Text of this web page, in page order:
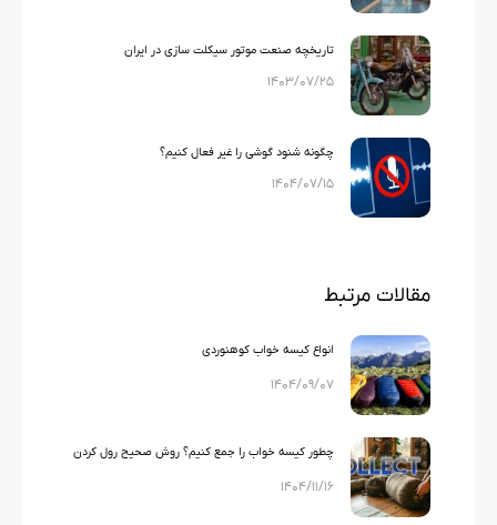
تاریخچه صنعت موتور سیکلت سازی در ایران
۱۴۰۳/۰۷/۲۵
چگونه شنود گوشی را غیر فعال کنیم؟
۱۴۰۴/۰۷/۱۵
مقالات مرتبط
انواع کیسه خواب کوهنوردی
۱۴۰۴/۰۹/۰۷
چطور کیسه خواب را جمع کنیم؟ روش صحیح رول کردن
و نکات مهم نگهداری
۱۴۰۴/۱۱/۱۶